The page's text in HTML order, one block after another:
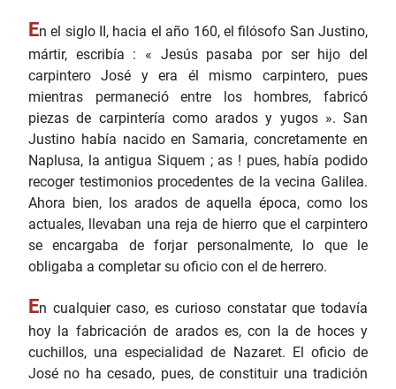
En el siglo II, hacia el año 160, el filósofo San Justino,
mártir, escribía : « Jesús pasaba por ser hijo del
carpintero José y era él mismo carpintero, pues
mientras permaneció entre los hombres, fabricó
piezas de carpintería como arados y yugos ». San
Justino había nacido en Samaria, concretamente en
Naplusa, la antigua Siquem ; as ! pues, había podido
recoger testimonios procedentes de la vecina Galilea.
Ahora bien, los arados de aquella época, como los
actuales, llevaban una reja de hierro que el carpintero
se encargaba de forjar personalmente, lo que le
obligaba a completar su oficio con el de herrero.
En cualquier caso, es curioso constatar que todavía
hoy la fabricación de arados es, con la de hoces y
cuchillos, una especialidad de Nazaret. El oficio de
José no ha cesado, pues, de constituir una tradición